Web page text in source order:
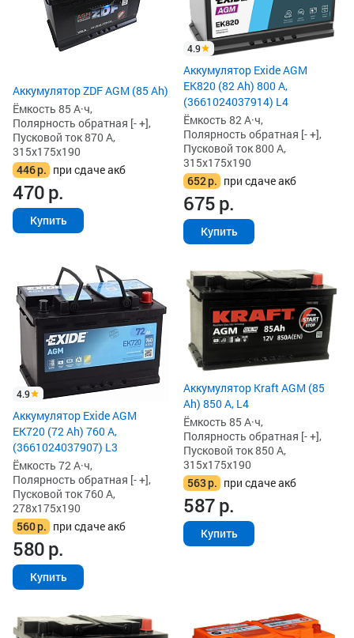
Аккумулятор ZDF AGM (85 Ah)
Ёмкость 85 А·ч,
Полярность обратная [- +],
Пусковой ток 870 А,
315x175x190
446р. при сдаче акб
470р.
Купить
4.9
Аккумулятор Exide AGM
EK820 (82 Ah) 800 А,
(3661024037914) L4
Ёмкость 82 А·ч,
Полярность обратная [- +],
Пусковой ток 800 А,
315x175x190
652р. при сдаче акб
675р.
Купить
4.9
Аккумулятор Exide AGM
EK720 (72 Ah) 760 А,
(3661024037907) L3
Ёмкость 72 А·ч,
Полярность обратная [- +],
Пусковой ток 760 А,
278x175x190
560р. при сдаче акб
580р.
Купить
Аккумулятор Kraft AGM (85
Ah) 850 А, L4
Ёмкость 85 А·ч,
Полярность обратная [- +],
Пусковой ток 850 А,
315x175x190
563р. при сдаче акб
587р.
Купить